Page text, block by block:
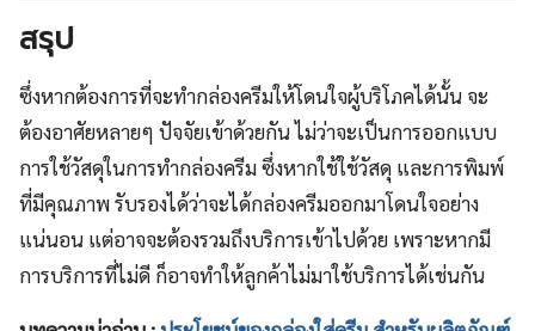
สรุป
ซึ่งหากต้องการที่จะทำกล่องครีมให้โดนใจผู้บริโภคได้นั้น จะ
ต้องอาศัยหลายๆ ปัจจัยเข้าด้วยกัน ไม่ว่าจะเป็นการออกแบบ
การใช้วัสดุในการทำกล่องครีม ซึ่งหากใช้ใช้วัสดุ และการพิมพ์
ที่มีคุณภาพ รับรองได้ว่าจะได้กล่องครีมออกมาโดนใจอย่าง
แน่นอน แต่อาจจะต้องรวมถึงบริการเข้าไปด้วย เพราะหากมี
การบริการที่ไม่ดี ก็อาจทำให้ลูกค้าไม่มาใช้บริการได้เช่นกัน